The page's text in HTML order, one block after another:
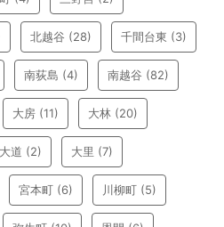
北越谷 (28) 千間台東 (3)
南荻島 (4) 南越谷 (82)
大房 (11) 大林 (20)
大道 (2) 大里 (7)
宮本町 (6) 川柳町 (5)